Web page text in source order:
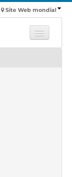
Site Web mondial